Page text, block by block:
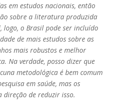
em estudos nacionais, então
sobre a literatura produzida
logo, o Brasil pode ser incluído
de mais estudos sobre as
mais robustos e melhor
Na verdade, posso dizer que
metodológica é bem comum
em saúde, mas os
direção de reduzir isso.